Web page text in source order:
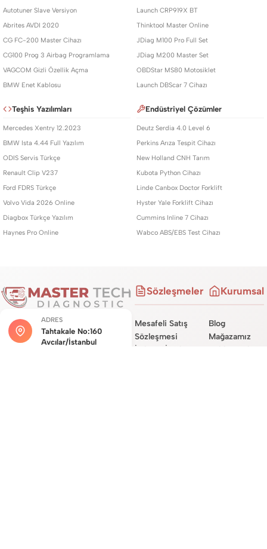
Autotuner Slave Versiyon
Abrites AVDI 2020
CG FC-200 Master Cihazı
CG100 Prog 3 Airbag Programlama
VAGCOM Gizli Özellik Açma
BMW Enet Kablosu
Launch CRP919X BT
Thinktool Master Online
JDiag M100 Pro Full Set
JDiag M200 Master Set
OBDStar MS80 Motosiklet
Launch DBScar 7 Cihazı
Teşhis Yazılımları
Mercedes Xentry 12.2023
BMW Ista 4.44 Full Yazılım
ODIS Servis Türkçe
Renault Clip V237
Ford FDRS Türkçe
Volvo Vida 2026 Online
Diagbox Türkçe Yazılım
Haynes Pro Online
Endüstriyel Çözümler
Deutz Serdia 4.0 Level 6
Perkins Arıza Tespit Cihazı
New Holland CNH Tarım
Kubota Python Cihazı
Linde Canbox Doctor Forklift
Hyster Yale Forklift Cihazı
Cummins Inline 7 Cihazı
Wabco ABS/EBS Test Cihazı
ADRES
Tahtakale No:160
Avcılar/İstanbul
Sözleşmeler
Mesafeli Satış
Sözleşmesi
İade ve İptal
Kurumsal
Blog
Mağazamız
Hakkımızda